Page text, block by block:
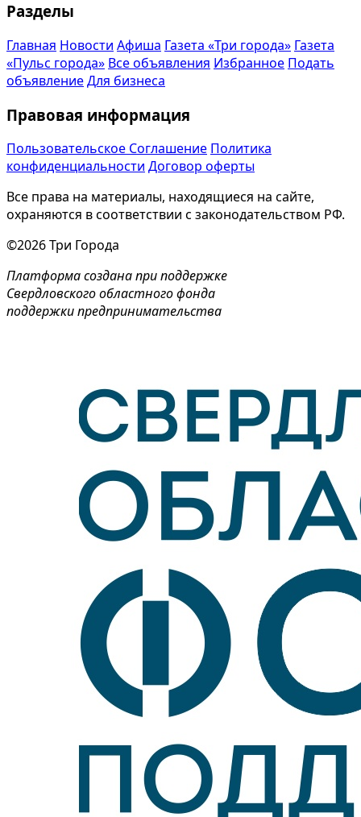
Разделы
Главная Новости Афиша Газета «Три города» Газета
«Пульс города» Все объявления Избранное Подать
объявлениеДля бизнеса
Правовая информация
Пользовательское Соглашение Политика
конфиденциальности Договор оферты
Все права на материалы, находящиеся на сайте,
охраняются в соответствии с законодательством РФ.
©2026 Три Города
Платформа создана при поддержке
Свердловского областного фонда
поддержки предпринимательства